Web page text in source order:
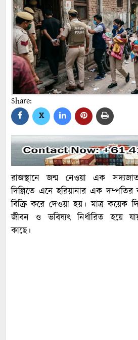
Share:
X
রাজস্থানে জন্ম নেওয়া এক
দিল্লিতে এনে হরিয়ানার এক
বিক্রি করে দেওয়া হয়। মাত্র কয়েক
জীবন ও ভবিষ্যৎ নির্ধারিত হয়ে
কাছে।